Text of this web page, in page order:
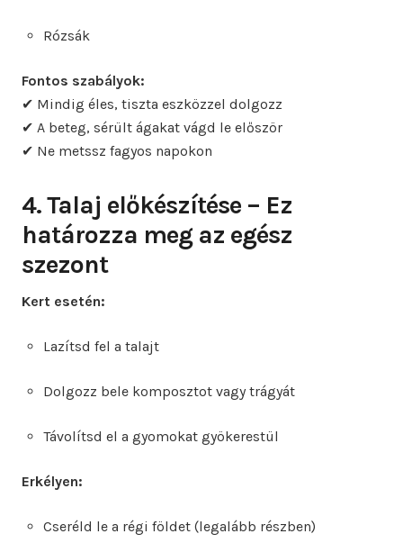
Rózsák
Fontos szabályok:
✔ Mindig éles, tiszta eszközzel dolgozz
✔ A beteg, sérült ágakat vágd le először
✔ Ne metssz fagyos napokon
4. Talaj előkészítése – Ez
határozza meg az egész
szezont
Kert esetén:
Lazítsd fel a talajt
Dolgozz bele komposztot vagy trágyát
Távolítsd el a gyomokat gyökerestül
Erkélyen:
Cseréld le a régi földet (legalább részben)